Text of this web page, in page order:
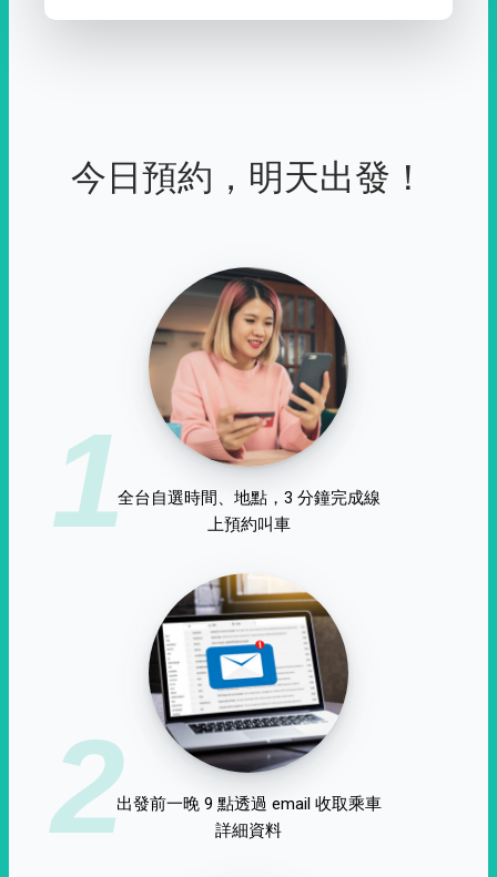
今日預約，明天出發！
1全台自選時間、地點，3 分鐘完成線
上預約叫車
2出發前一晚 9 點透過 email 收取乘車
詳細資料